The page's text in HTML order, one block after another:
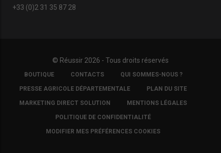
+33 (0)2 31 35 87 28
© Réussir 2026 - Tous droits réservés
FOOTER
COPYRIGHT
BOUTIQUE CONTACTS QUI SOMMES-NOUS ?
PRESSE AGRICOLE DÉPARTEMENTALE PLAN DU SITE
MARKETING DIRECT SOLUTION MENTIONS LÉGALES
POLITIQUE DE CONFIDENTIALITÉ
MODIFIER MES PRÉFÉRENCES COOKIES